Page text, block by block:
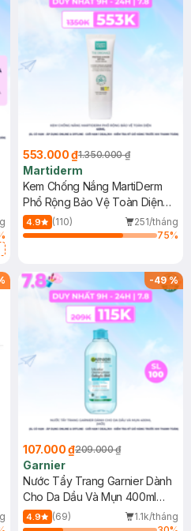
553.000 ₫1.350.000 ₫
Martiderm
Kem Chống Nắng MartiDerm
Phổ Rộng Bảo Vệ Toàn Diện
40ml
4.9 (110)
251/tháng
75%
-49%
107.000 ₫209.000 ₫
Garnier
Nước Tẩy Trang Garnier Dành
Cho Da Dầu Và Mụn 400ml
(Mới)
4.9 (69)
1.1k/tháng